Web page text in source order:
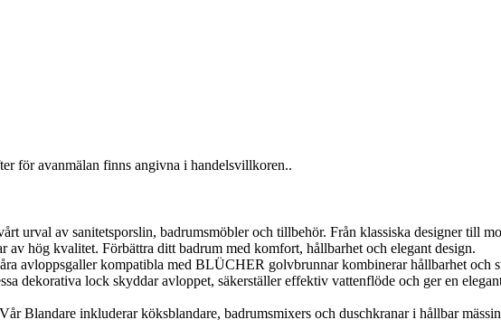
för avanmälan finns angivna i handelsvillkoren..
urval av sanitetsporslin, badrumsmöbler och tillbehör. Från klassiska designer till
hög kvalitet. Förbättra ditt badrum med komfort, hållbarhet och elegant design.
avloppsgaller kompatibla med BLÜCHER golvbrunnar kombinerar hållbarhet och
dekorativa lock skyddar avloppet, säkerställer effektiv vattenflöde och ger en
Blandare inkluderar köksblandare, badrumsmixers och duschkranar i hållbar